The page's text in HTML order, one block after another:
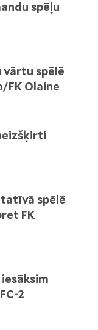
spēļu
vārtu spēlē
FK Olaine
spēlē
FK
2